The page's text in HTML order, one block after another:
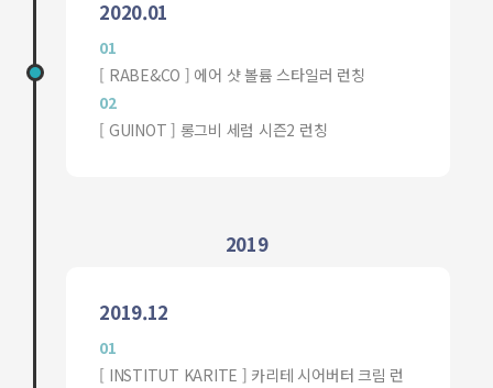
2020.01
01
[ RABE&CO ] 에어 샷 볼륨 스타일러 런칭
02
[ GUINOT ] 롱그비 세럼 시즌2 런칭
2019
2019.12
01
[ INSTITUT KARITE ] 카리테 시어버터 크림 런